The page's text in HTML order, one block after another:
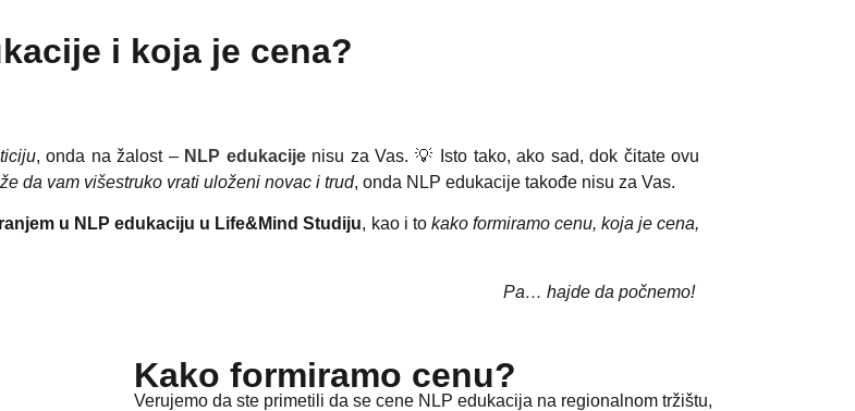
i koja je cena?
, onda na žalost – NLP edukacijenisu za Vas. 💡
Isto tako, ako sad, dok čitate ovu
da vam višestruko vrati uloženi novac i trud, onda NLP edukacije takođe nisu za Vas.
u NLP edukaciju u Life&Mind Studiju, kao i to kako formiramo cenu, koja je cena,
Pa… hajde da počnemo!
Kako formiramo cenu?
Verujemo da ste primetili da se cene NLP edukacija na regionalnom tržištu,